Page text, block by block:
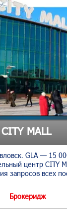
CITY MALL
GLA — 15
центр CITY
запросов всех
Брокеридж